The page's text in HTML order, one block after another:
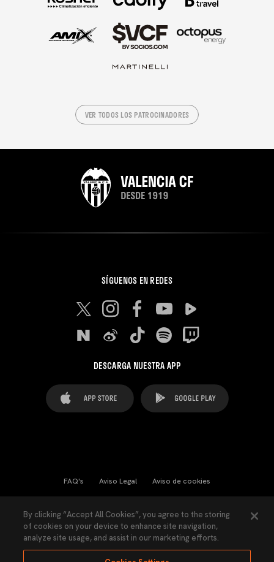
VER TODOS LOS PATROCINADORES
SÍGUENOS EN REDES
DESCARGA NUESTRA APP
FAQ's Aviso Legal Aviso de cookies
Ley Transparencia Política de Privacidad
Accesibilidad
By clicking “Accept All Cookies”, you agree to the storing
of cookies on your device to enhance site navigation,
analyze site usage, and assist in our marketing efforts.